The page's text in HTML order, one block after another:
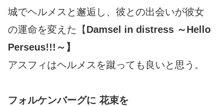
城でヘルメスと邂逅し、彼との出会いが彼女
の運命を変えた【Damsel in distress ～Hello
Perseus!!!～】
アスフィはヘルメスを蹴っても良いと思う。
フォルケンバーグに 花束を